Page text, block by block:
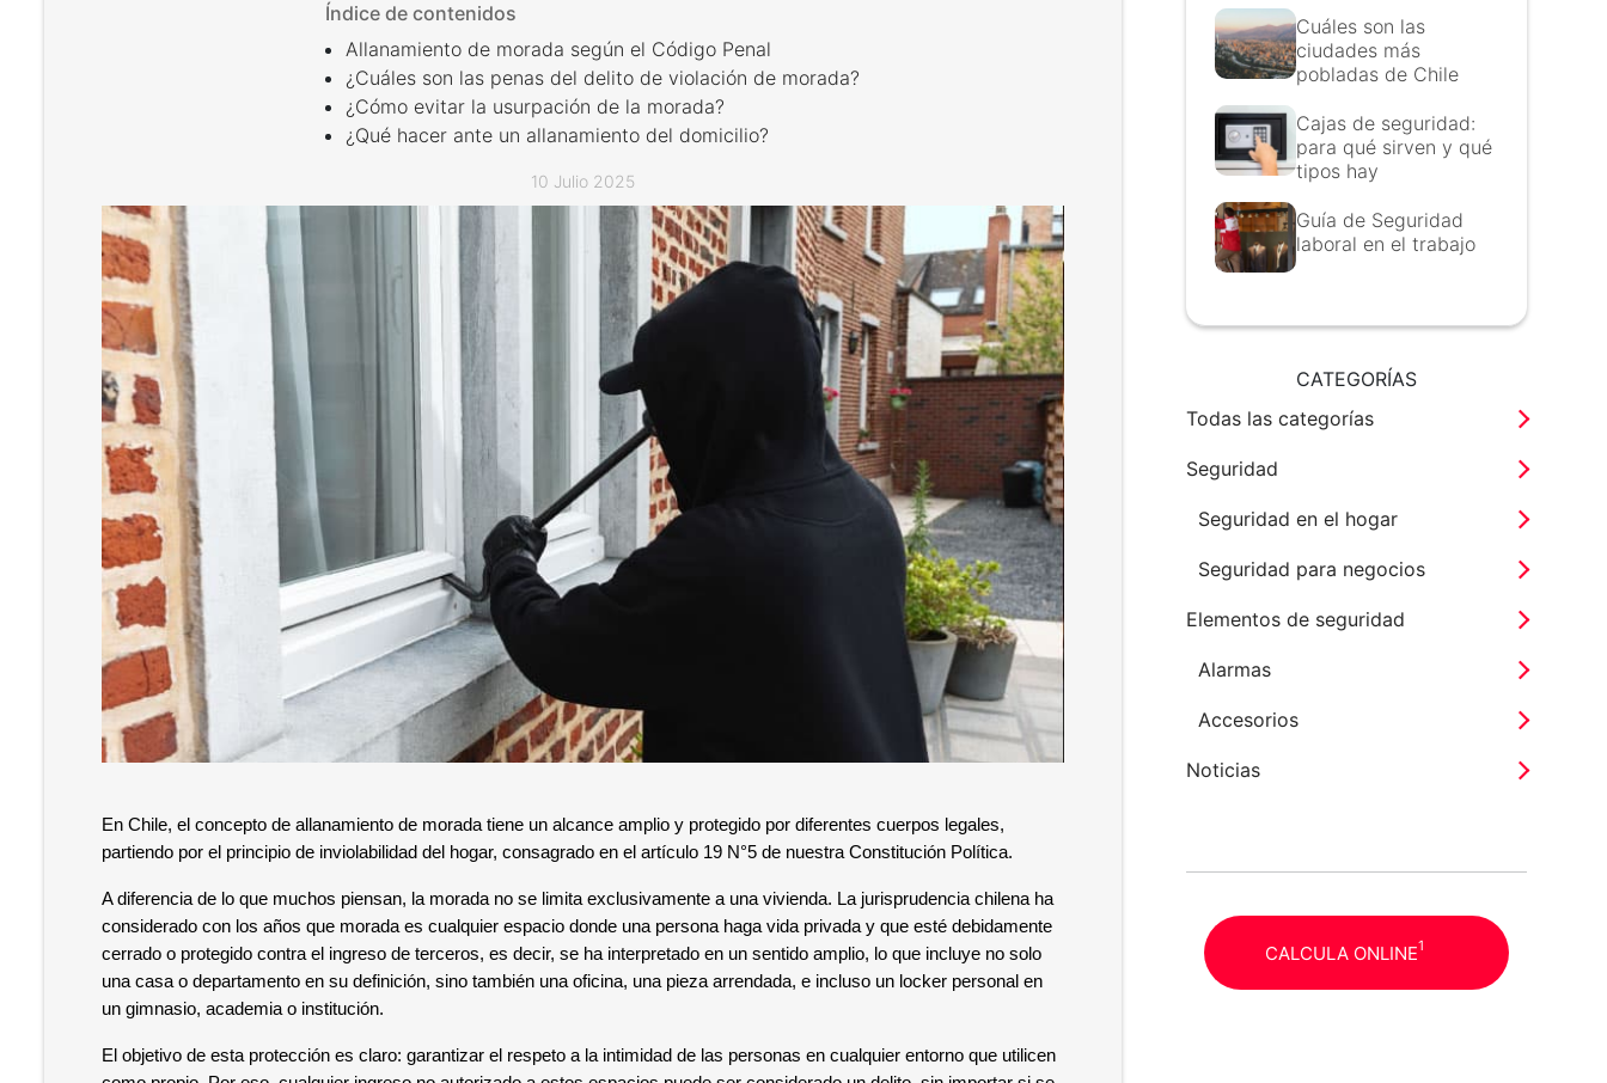
Índice de contenidos
Allanamiento de morada según el Código Penal
¿Cuáles son las penas del delito de violación de morada?
¿Cómo evitar la usurpación de la morada?
¿Qué hacer ante un allanamiento del domicilio?
10 Julio 2025
En Chile, el concepto de allanamiento de morada tiene un alcance amplio y protegido por diferentes cuerpos legales,
partiendo por el principio de inviolabilidad del hogar, consagrado en el artículo 19 N°5 de nuestra Constitución Política.
A diferencia de lo que muchos piensan, la morada no se limita exclusivamente a una vivienda. La jurisprudencia chilena ha
considerado con los años que morada es cualquier espacio donde una persona haga vida privada y que esté debidamente
cerrado o protegido contra el ingreso de terceros, es decir, se ha interpretado en un sentido amplio, lo que incluye no solo
una casa o departamento en su definición, sino también una oficina, una pieza arrendada, e incluso un locker personal en
un gimnasio, academia o institución.
El objetivo de esta protección es claro: garantizar el respeto a la intimidad de las personas en cualquier entorno que utilicen
Cuáles son las
ciudades más
pobladas de Chile
Cajas de seguridad:
para qué sirven y qué
tipos hay
Guía de Seguridad
laboral en el trabajo
CATEGORÍAS
Todas las categorías
Seguridad
Seguridad en el hogar
Seguridad para negocios
Elementos de seguridad
Alarmas
Accesorios
Noticias
CALCULA ONLINE1